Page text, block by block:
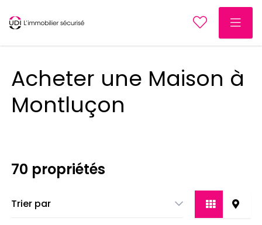
Acheter une Maison à
Montluçon
70 propriétés
Trier par